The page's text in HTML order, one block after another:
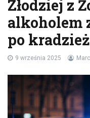
Złodziej z
alkoholem
po
9 września 2025